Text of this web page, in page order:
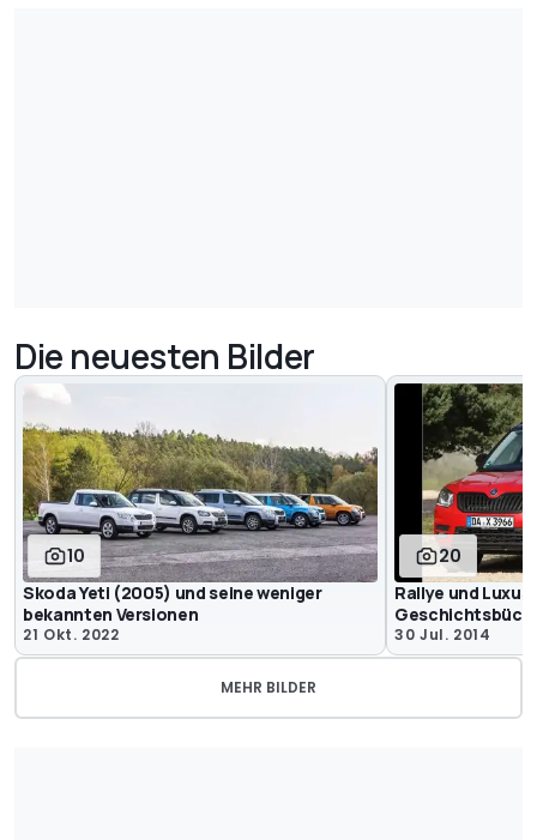
Die neuesten Bilder
10
Skoda Yeti (2005) und seine weniger
bekannten Versionen
21 Okt. 2022
20
Rallye und
30 Jul. 2014
MEHR BILDER